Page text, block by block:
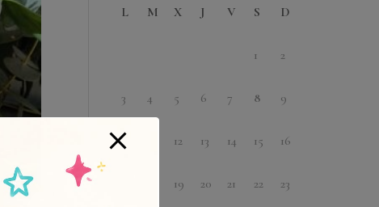
L M X J V S D
1 2
3 4 5 6 7 8 9
10 12 13 14 15 16
19 20 21 22 23